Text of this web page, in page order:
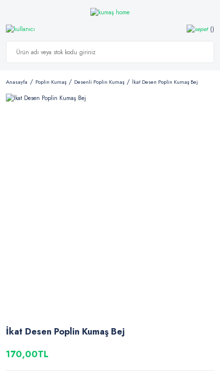
Anasayfa Poplin Kumaş Desenli Poplin Kumaş İkat Desen Poplin Kumaş Bej
İkat Desen Poplin Kumaş Bej
170,00TL